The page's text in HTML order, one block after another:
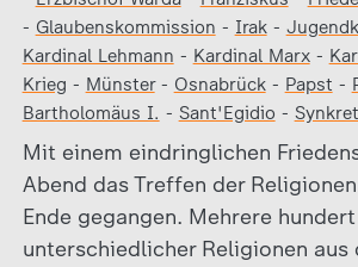
- Glaubenskommission - Irak-
Kardinal Lehmann - Kardinal Marx-
Krieg - Münster- Osnabrück- Papst -
Bartholomäus I. - Sant'Egidio -
Mit einem eindringlichen
Abend das Treffen der
Ende gegangen. Mehrere
unterschiedlicher Religionen aus